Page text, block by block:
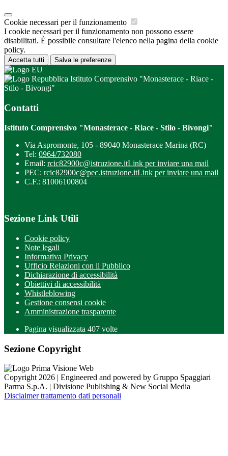
Cookie necessari per il funzionamento
I cookie necessari per il funzionamento non possono essere
disabilitati. È possibile consultare l'elenco nella pagina della cookie
policy.
Accetta tutti Salva le preferenze
Istituto Comprensivo "Monasterace - Riace -
Stilo - Bivongi"
Contatti
Istituto Comprensivo "Monasterace - Riace - Stilo - Bivongi"
Via Aspromonte, 105 - 89040 Monasterace Marina (RC)
Tel: 0964/732080
Email: rcic82900c@istruzione.itLink per inviare una mail
PEC: rcic82900c@pec.istruzione.itLink per inviare una mail
C.F.: 81006100804
Sezione Link Utili
Cookie policy
Note legali
Informativa Privacy
Ufficio Relazioni con il Pubblico
Dichiarazione di accessibilità
Obiettivi di accessibilità
Whistleblowing
Gestione consensi cookie
Amministrazione trasparente
Pagina visualizzata 407 volte
Sezione Copyright
Copyright 2026 | Engineered and powered by Gruppo Spaggiari
Parma S.p.A. | Divisione Publishing & New Social Media
Disclaimer trattamento dati personali